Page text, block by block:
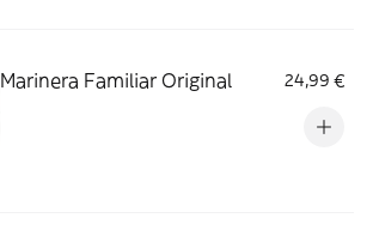
Marinera Familiar Original 24,99 €